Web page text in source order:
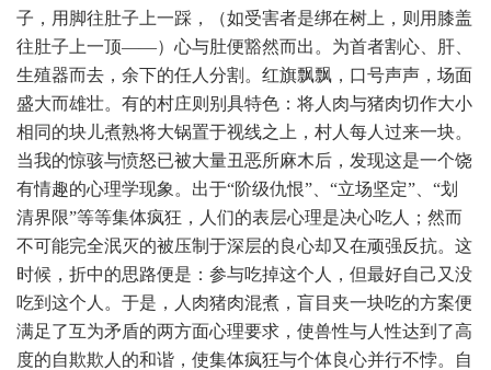
子，用脚往肚子上一踩，（如受害者是绑在树上，则用膝盖
往肚子上一顶——）心与肚便豁然而出。为首者割心、肝、
生殖器而去，余下的任人分割。红旗飘飘，口号声声，场面
盛大而雄壮。有的村庄则别具特色：将人肉与猪肉切作大小
相同的块儿煮熟将大锅置于视线之上，村人每人过来一块。
当我的惊骇与愤怒已被大量丑恶所麻木后，发现这是一个饶
有情趣的心理学现象。出于“阶级仇恨”、“立场坚定”、“划
清界限”等等集体疯狂，人们的表层心理是决心吃人；然而
不可能完全泯灭的被压制于深层的良心却又在顽强反抗。这
时候，折中的思路便是：参与吃掉这个人，但最好自己又没
吃到这个人。于是，人肉猪肉混煮，盲目夹一块吃的方案便
满足了互为矛盾的两方面心理要求，使兽性与人性达到了高
度的自欺欺人的和谐，使集体疯狂与个体良心并行不悖。自